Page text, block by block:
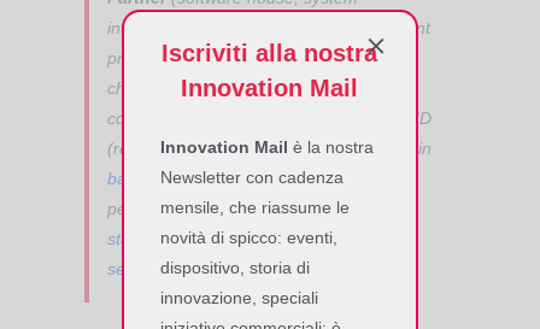
integrator, ICT, Consulting, OEM, payment
provider, istituti di ricerca ed università),
che supporta attraverso la fornitura di
componenti ed architetture complete RFID
(reader ed antenne sia in banda HF
che in
banda UHF, tagtransponder RFID
periferiche –mobile computer e
stampanti– ed accessori), corredate dai
servizi
Iscriviti alla nostra
Innovation Mail
Innovation Mail è la nostra
Newsletter con cadenza
mensile, che riassume le
novità di spicco: eventi,
dispositivo, storia di
innovazione, speciali